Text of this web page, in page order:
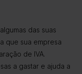
das suas
que sua empresa
de IVA.
a gastar e ajuda a